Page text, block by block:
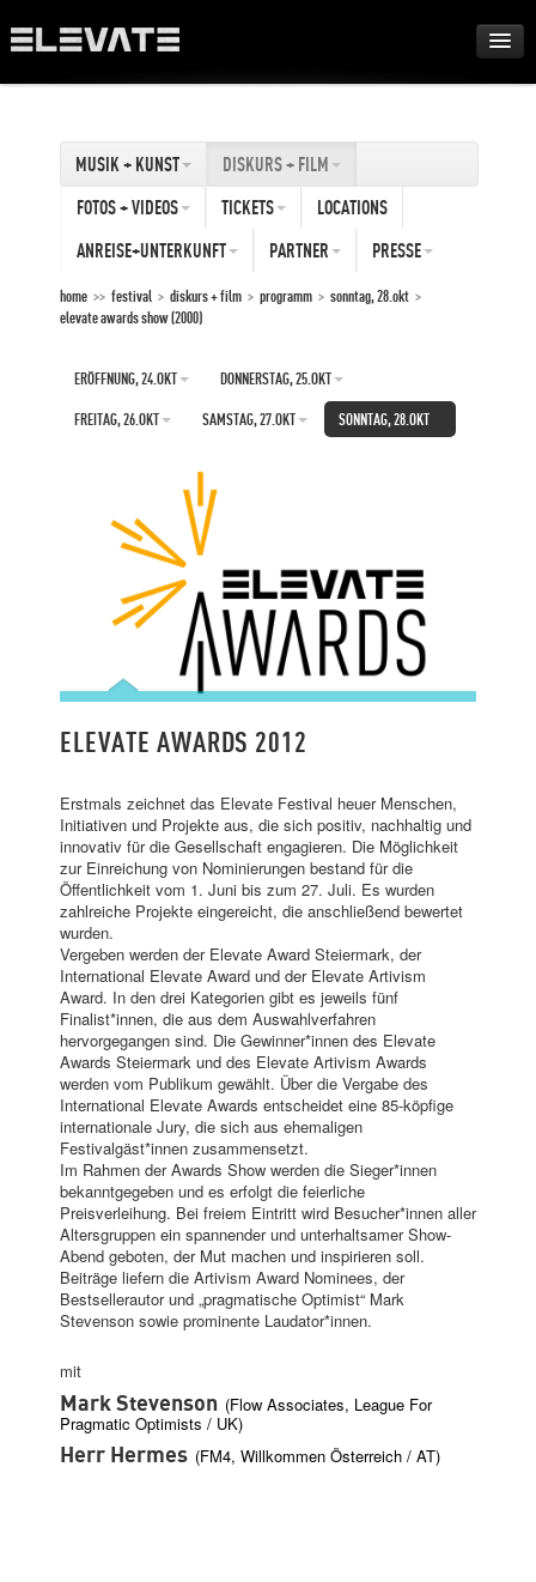
AWARDS
ARCHIV
MUSIK + KUNST
DISKURS + FILM
FOTOS + VIDEOS
TICKETS
LOCATIONS
ANREISE+UNTERKUNFT
PARTNER PRESSE
home >> festival > diskurs + film > programm > sonntag, 28.okt >
elevate awards show (2000)
ERÖFFNUNG, 24.OKT DONNERSTAG, 25.OKT
FREITAG, 26.OKT SAMSTAG, 27.OKT SONNTAG, 28.OKT
ELEVATE AWARDS 2012
Erstmals zeichnet das Elevate Festival heuer Menschen,
Initiativen und Projekte aus, die sich positiv, nachhaltig und
innovativ für die Gesellschaft engagieren. Die Möglichkeit
zur Einreichung von Nominierungen bestand für die
Öffentlichkeit vom 1. Juni bis zum 27. Juli. Es wurden
zahlreiche Projekte eingereicht, die anschließend bewertet
wurden.
Vergeben werden der Elevate Award Steiermark, der
International Elevate Award und der Elevate Artivism
Award. In den drei Kategorien gibt es jeweils fünf
Finalist*innen, die aus dem Auswahlverfahren
hervorgegangen sind. Die Gewinner*innen des Elevate
Awards Steiermark und des Elevate Artivism Awards
werden vom Publikum gewählt. Über die Vergabe des
International Elevate Awards entscheidet eine 85-köpfige
internationale Jury, die sich aus ehemaligen
Festivalgäst*innen zusammensetzt.
Im Rahmen der Awards Show werden die Sieger*innen
bekanntgegeben und es erfolgt die feierliche
Preisverleihung. Bei freiem Eintritt wird Besucher*innen aller
Altersgruppen ein spannender und unterhaltsamer Show-
Abend geboten, der Mut machen und inspirieren soll.
Beiträge liefern die Artivism Award Nominees, der
Bestsellerautor und „pragmatische Optimist“ Mark
Stevenson sowie prominente Laudator*innen.
mit
Mark Stevenson (Flow Associates, League For
Pragmatic Optimists / UK)
Herr Hermes (FM4, Willkommen Österreich / AT)